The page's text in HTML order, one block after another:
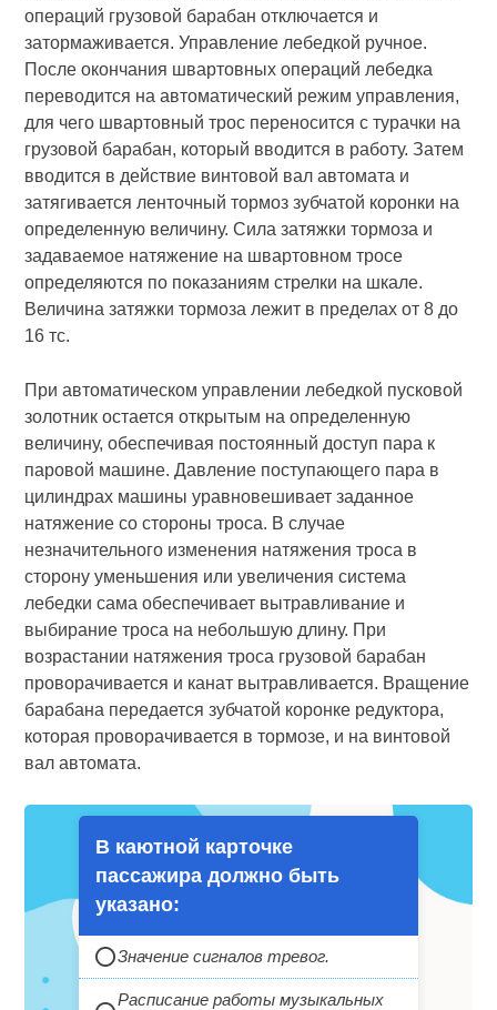
операций грузовой барабан отключается и
затормаживается. Управление лебедкой ручное.
После окончания швартовных операций лебедка
переводится на автоматический режим управления,
для чего швартовный трос переносится с турачки на
грузовой барабан, который вводится в работу. Затем
вводится в действие винтовой вал автомата и
затягивается ленточный тормоз зубчатой коронки на
определенную величину. Сила затяжки тормоза и
задаваемое натяжение на швартовном тросе
определяются по показаниям стрелки на шкале.
Величина затяжки тормоза лежит в пределах от 8 до
16 тс.
При автоматическом управлении лебедкой пусковой
золотник остается открытым на определенную
величину, обеспечивая постоянный доступ пара к
паровой машине. Давление поступающего пара в
цилиндрах машины уравновешивает заданное
натяжение со стороны троса. В случае
незначительного изменения натяжения троса в
сторону уменьшения или увеличения система
лебедки сама обеспечивает вытравливание и
выбирание троса на небольшую длину. При
возрастании натяжения троса грузовой барабан
проворачивается и канат вытравливается. Вращение
барабана передается зубчатой коронке редуктора,
которая проворачивается в тормозе, и на винтовой
вал автомата.
В каютной карточке
пассажира должно быть
указано:
Значение сигналов тревог.
Расписание работы музыкальных